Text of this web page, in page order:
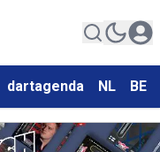
dartagenda NL BE